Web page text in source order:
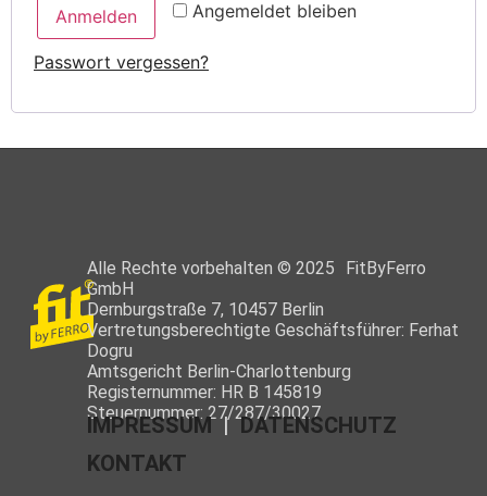
Angemeldet bleiben
Anmelden
Passwort vergessen?
Alle Rechte vorbehalten © 2025 FitByFerro
GmbH
Dernburgstraße 7, 10457 Berlin
Vertretungsberechtigte Geschäftsführer: Ferhat
Dogru
Amtsgericht Berlin-Charlottenburg
Registernummer: HR B 145819
Steuernummer: 27/287/30027
IMPRESSUM|DATENSCHUTZ
KONTAKT